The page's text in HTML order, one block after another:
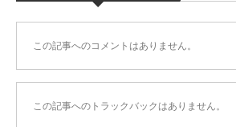
この記事へのコメントはありません。
この記事へのトラックバックはありません。